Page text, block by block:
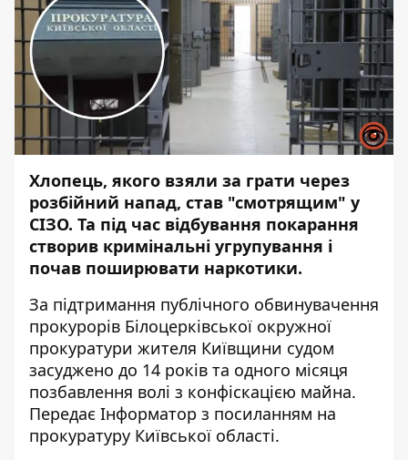
Хлопець, якого взяли за грати через
розбійний напад, став "смотрящим" у
СІЗО. Та під час відбування покарання
створив кримінальні угрупування і
почав поширювати наркотики.
За підтримання публічного обвинувачення
прокурорів Білоцерківської окружної
прокуратури жителя Київщини судом
засуджено до 14 років та одного місяця
позбавлення волі з конфіскацією майна.
Передає Інформатор з посиланням на
прокуратуру Київської області.